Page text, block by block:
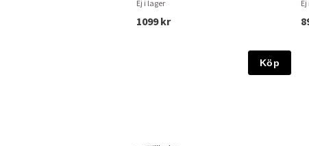
Ej i lager
1099 kr
Köp